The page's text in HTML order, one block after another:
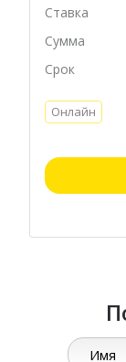
Ставка
Сумма
Срок
Онлайн